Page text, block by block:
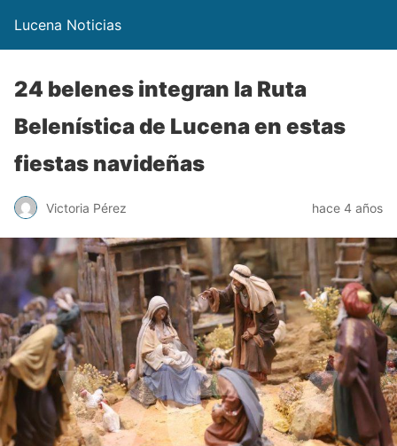
Lucena Noticias
24 belenes integran la Ruta
Belenística de Lucena en estas
fiestas navideñas
Victoria Pérez hace 4 años